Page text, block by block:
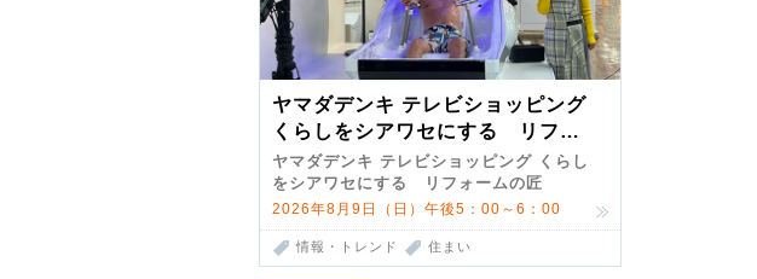
ヤマダデンキ テレビショッピング
くらしをシアワセにする リフォ
ームの匠 第7弾
ヤマダデンキ テレビショッピング くらし
をシアワセにする リフォームの匠
2026年8月9日（日）午後5：00～6：00
情報・トレンド 住まい